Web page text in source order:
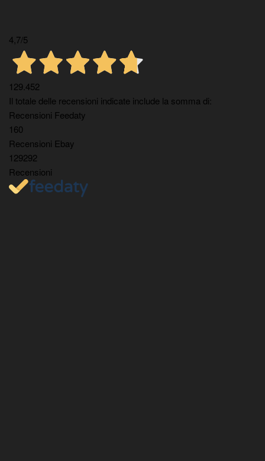
4,7/5
129.452
Il totale delle recensioni indicate include la somma di:
Recensioni Feedaty
160
Recensioni Ebay
129292
Recensioni